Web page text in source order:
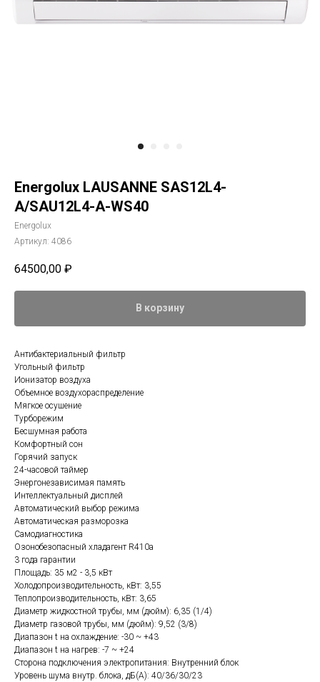
Energolux LAUSANNE SAS12L4-
A/SAU12L4-A-WS40
Energolux
Артикул: 4086
64500,00 ₽
В корзину
Антибактериальный фильтр
Угольный фильтр
Ионизатор воздуха
Объемное воздухораспределение
Мягкое осушение
Турборежим
Бесшумная работа
Комфортный сон
Горячий запуск
24-часовой таймер
Энергонезависимая память
Интеллектуальный дисплей
Автоматический выбор режима
Автоматическая разморозка
Самодиагностика
Озонобезопасный хладагент R410a
3 года гарантии
Площадь: 35 м2 - 3,5 кВт
Холодопроизводительность, кВт: 3,55
Теплопроизводительность, кВт: 3,65
Диаметр жидкостной трубы, мм (дюйм): 6,35 (1/4)
Диаметр газовой трубы, мм (дюйм): 9,52 (3/8)
Диапазон t на охлаждение: -30 ~ +43
Диапазон t на нагрев: -7 ~ +24
Сторона подключения электропитания: Внутренний блок
Уровень шума внутр. блока, дБ(А): 40/36/30/23